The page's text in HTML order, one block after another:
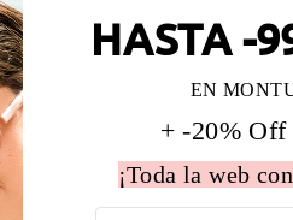
Diametro de lentes: 55 mm
Material de la montura: Metal
con antecedentes de
HASTA -
EN
+ -20% Off
¡Toda la web